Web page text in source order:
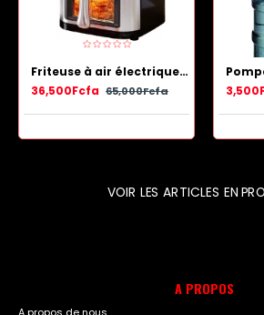
Friteuse à air électrique en acier inoxydable avec panier antiadhésif 13.5 L
36,500Fcfa 65,000Fcfa
VOIR LES ARTICLES EN
A PROPOS